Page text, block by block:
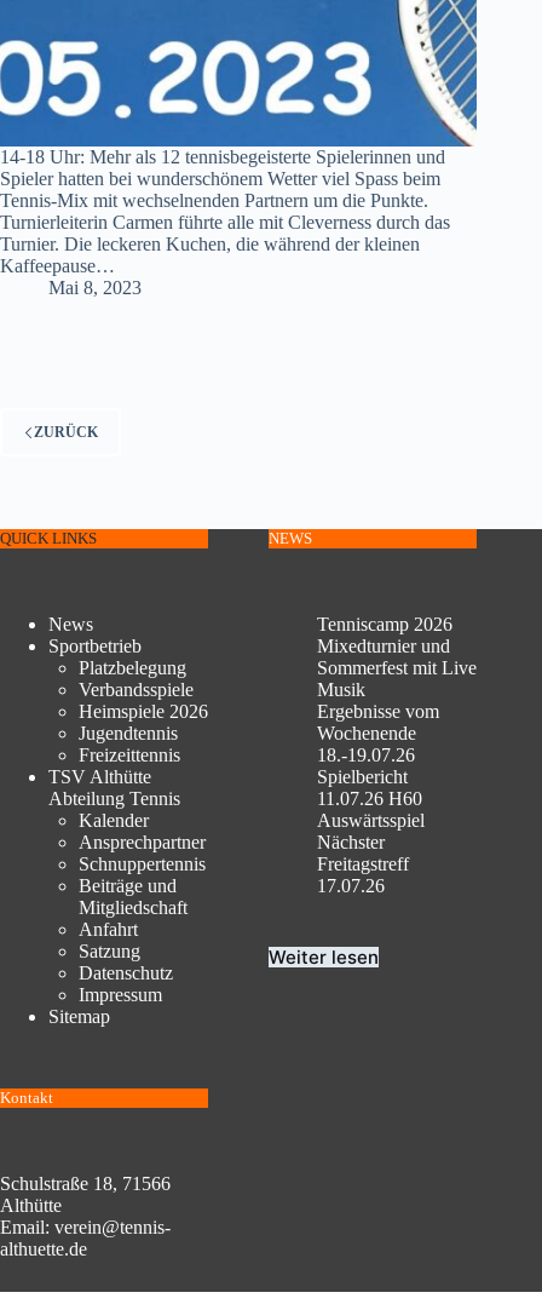
14-18 Uhr: Mehr als 12 tennisbegeisterte Spielerinnen und
Spieler hatten bei wunderschönem Wetter viel Spass beim
Tennis-Mix mit wechselnenden Partnern um die Punkte.
Turnierleiterin Carmen führte alle mit Cleverness durch das
Turnier. Die leckeren Kuchen, die während der kleinen
Kaffeepause…
Mai 8, 2023
ZURÜCK
QUICK LINKS
News
Sportbetrieb
Platzbelegung
Verbandsspiele
Heimspiele 2026
Jugendtennis
Freizeittennis
TSV Althütte
Abteilung Tennis
Kalender
Ansprechpartner
Schnuppertennis
Beiträge und
Mitgliedschaft
Anfahrt
Satzung
Datenschutz
Impressum
Sitemap
NEWS
Tenniscamp 2026
Mixedturnier und
Sommerfest mit Live
Musik
Ergebnisse vom
Wochenende
18.-19.07.26
Spielbericht
11.07.26 H60
Auswärtsspiel
Nächster
Freitagstreff
17.07.26
Weiter lesen
Kontakt
Schulstraße 18, 71566
Althütte
Email: verein@tennis-
althuette.de